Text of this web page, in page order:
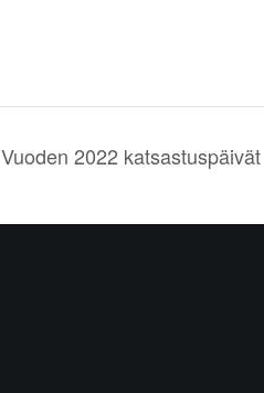
Vuoden 2022 katsastuspäivät